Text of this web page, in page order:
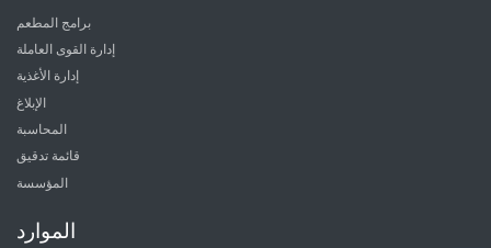
برامج المطعم
إدارة القوى العاملة
إدارة الأغذية
الإبلاغ
المحاسبة
قائمة تدقيق
المؤسسة
الموارد